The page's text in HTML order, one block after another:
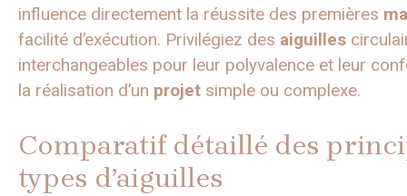
influence directement la réussite des premières
facilité d’exécution. Privilégiez des aiguilles
interchangeables pour leur polyvalence et leur
la réalisation d’un projet simple ou complexe.
Comparatif détaillé des
types d’aiguilles